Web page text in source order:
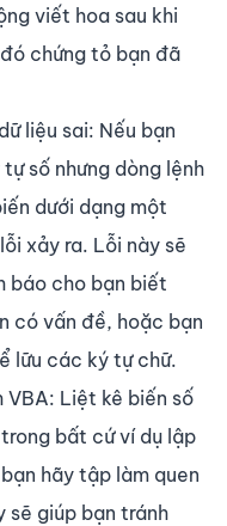
viết hoa sau khi
chứng tỏ bạn đã
liệu sai: Nếu bạn
số nhưng dòng lệnh
dưới dạng một
xảy ra. Lỗi này sẽ
báo cho bạn biết
có vấn đề, hoặc bạn
lữu các ký tự chữ.
Liệt kê biến số
bất cứ ví dụ lập
hãy tập làm quen
sẽ giúp bạn tránh